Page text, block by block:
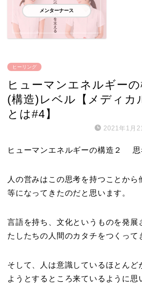
メンターナース
ヒーリング
ヒューマンエネルギー
(構造)レベル【メディカ
とは#4】
2021年1月
ヒューマンエネルギーの構造２ 思
人の営みはこの思考を持つことから
等になってきたのだと思います。
言語を持ち、文化というものを発展
たしたちの人間のカタチをつくって
そして、人は意識しているほとんど
ようとするところ来ているように思